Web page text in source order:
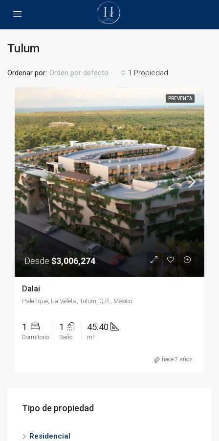
Tulum
1 Propiedad
Ordenar por: Orden por defecto
PREVENTA
Desde $3,006,274
Dalai
Palenque, La Veleta, Tulum, Q.R., México
1
Dormitorio
1
Baño
45.40
m²
hace 2 años
Tipo de propiedad
Residencial